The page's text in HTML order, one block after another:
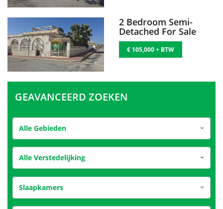
2 Bedroom Semi-
Detached For Sale
€ 105,000 + BTW
GEAVANCEERD ZOEKEN
Alle Gebieden
Alle Verstedelijking
Slaapkamers